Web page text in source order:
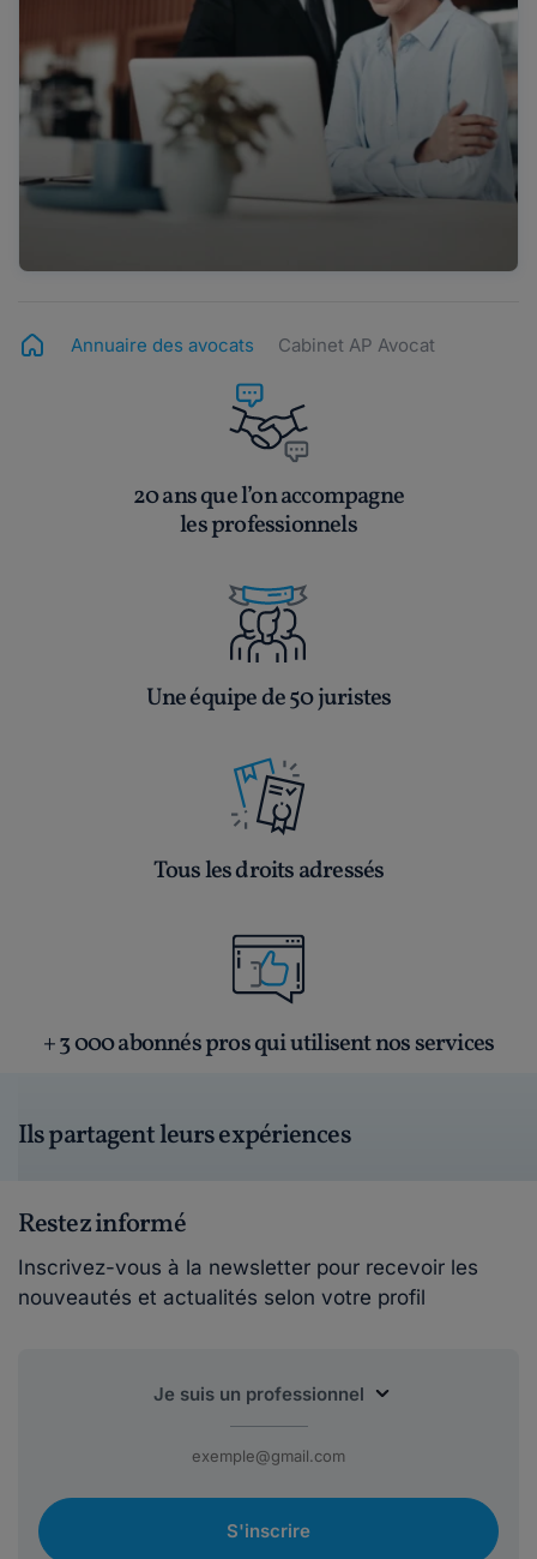
Annuaire des avocats Cabinet AP Avocat
20 ans que l’on accompagne
les professionnels
Une équipe de 50 juristes
Tous les droits adressés
+ 3 000 abonnés pros qui utilisent nos services
Ils partagent leurs expériences
Restez informé
Inscrivez-vous à la newsletter pour recevoir les
nouveautés et actualités selon votre profil
S'inscrire